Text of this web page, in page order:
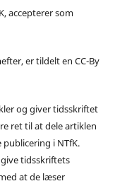
accepterer som
er tildelt en CC-By
og giver tidsskriftet
ret til at dele artiklen
i NTfK.
tidsskriftets
at de læser